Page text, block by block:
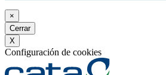
×
Cerrar
X
Configuración de cookies